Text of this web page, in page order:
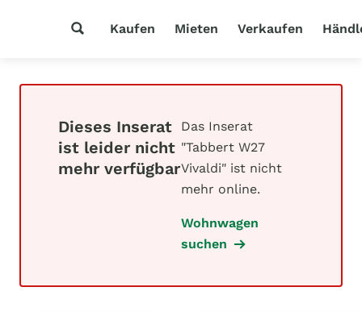
Kaufen Mieten Verkaufen
Dieses Inserat
ist leider nicht
mehr verfügbar
Das Inserat
"Tabbert W27
Vivaldi" ist nicht
mehr online.
Wohnwagen
suchen